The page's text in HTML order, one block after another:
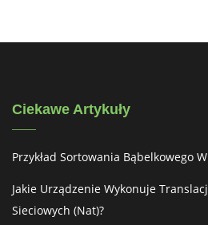
Ciekawe Artykuły
Przykład Sortowania Bąbelkowego
Jakie Urządzenie Wykonuje
Sieciowych (nat)?